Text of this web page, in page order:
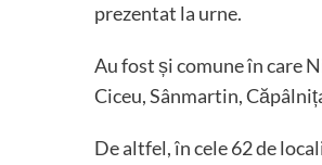
prezentat la urne.
Au fost și comune în care
Ciceu, Sânmartin,
De altfel, în cele 62 de